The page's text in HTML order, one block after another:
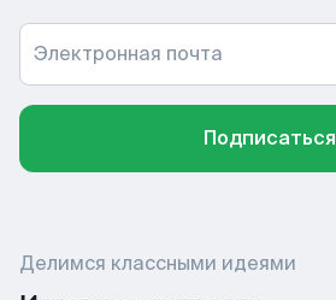
Электронная почта
Подписаться
Делимся классными идеями